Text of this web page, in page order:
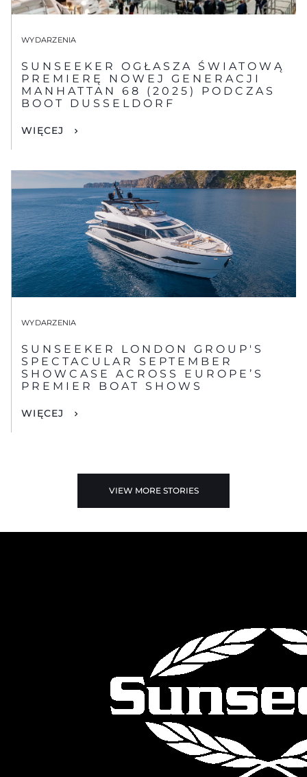
WYDARZENIA
SUNSEEKER OGŁASZA ŚWIATOWĄ
PREMIERĘ NOWEJ GENERACJI
MANHATTAN 68 (2025) PODCZAS
BOOT DUSSELDORF
WIĘCEJ
WYDARZENIA
SUNSEEKER LONDON GROUP'S
SPECTACULAR SEPTEMBER
SHOWCASE ACROSS EUROPE’S
PREMIER BOAT SHOWS
WIĘCEJ
VIEW MORE STORIES